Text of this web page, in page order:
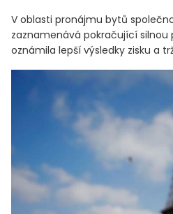
V oblasti pronájmu bytů
zaznamenává pokračující
oznámila lepší výsledky zisku a